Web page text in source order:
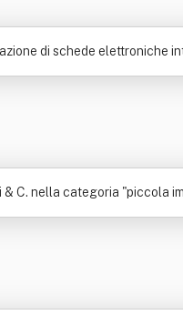
di schede elettroniche
C. nella categoria "piccola